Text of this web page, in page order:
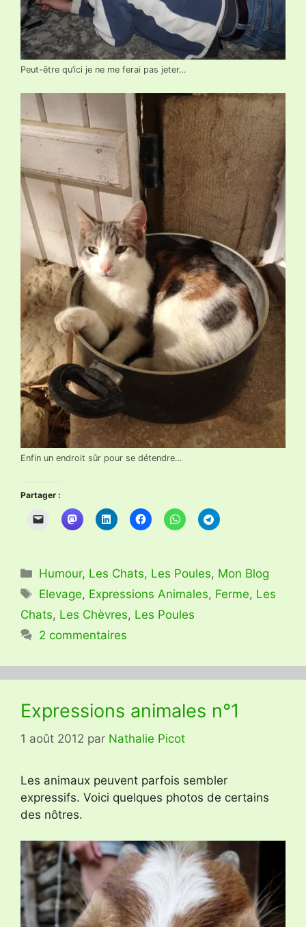
Peut-être qu’ici je ne me ferai pas jeter…
Enfin un endroit sûr pour se détendre…
Partager :
Catégories
Humour, Les Chats, Les Poules, Mon Blog
Étiquettes
Elevage, Expressions Animales, Ferme, Les
Chats, Les Chèvres, Les Poules
2 commentaires
Expressions animales n°1
1 août 2012 par Nathalie Picot
Les animaux peuvent parfois sembler
expressifs. Voici quelques photos de certains
des nôtres.